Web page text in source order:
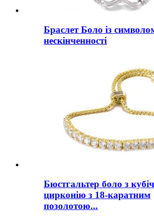
Браслет Боло із
нескінченності
Бюстгальтер боло з
цирконію з 18-каратним
позолотою...